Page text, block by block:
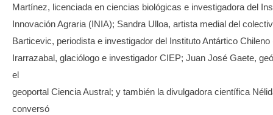
Martínez, licenciada en ciencias biológicas e investigadora del
Innovación Agraria (INIA); Sandra Ulloa, artista medial del
Barticevic, periodista e investigador del Instituto Antártico
Irarrazabal, glaciólogo e investigador CIEP; Juan José Gaete,
el
geoportal Ciencia Austral; y también la divulgadora científica
conversó